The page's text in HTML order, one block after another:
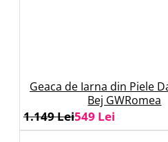
Geaca de Iarna din Piele
Bej GWRomea
549 Lei
1.149 Lei